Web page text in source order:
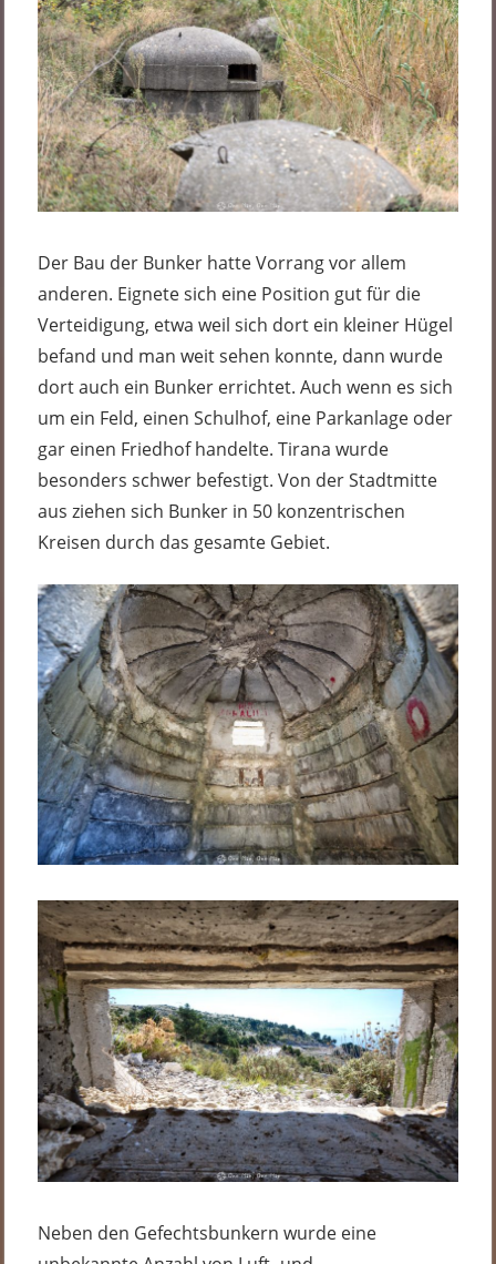
Der Bau der Bunker hatte Vorrang vor allem
anderen. Eignete sich eine Position gut für die
Verteidigung, etwa weil sich dort ein kleiner Hügel
befand und man weit sehen konnte, dann wurde
dort auch ein Bunker errichtet. Auch wenn es sich
um ein Feld, einen Schulhof, eine Parkanlage oder
gar einen Friedhof handelte. Tirana wurde
besonders schwer befestigt. Von der Stadtmitte
aus ziehen sich Bunker in 50 konzentrischen
Kreisen durch das gesamte Gebiet.
Neben den Gefechtsbunkern wurde eine